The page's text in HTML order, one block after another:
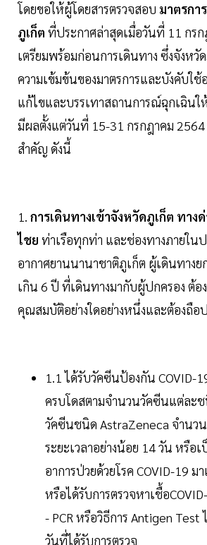
โดยขอให้ผู้โดยสารตรวจสอบ มาตรกา
ภูเก็ต ที่ประกาศล่าสุดเมื่อวันที่ 11 กร
เตรียมพร้อมก่อนการเดินทาง ซึ่งจังหวั
ความเข้มข้นของมาตรการและบังคับใช้
แก้ไขและบรรเทาสถานการณ์ฉุกเฉินใ
มีผลตั้งแต่วันที่ 15-31 กรกฎาคม 2564
สำคัญ ดังนี้
1. การเดินทางเข้าจังหวัดภูเก็ต ทาง
ไชย ท่าเรือทุกท่า และช่องทางภายใน
อากาศยานนานาชาติภูเก็ต ผู้เดินทางย
เกิน 6 ปี ที่เดินทางมากับผู้ปกครอง ต้
คุณสมบัติอย่างใดอย่างหนึ่งและต้องถื
1.1 ได้รับวัคซีนป้องกัน COVID-
ครบโดสตามจำนวนวัคซีนแต่ละ
วัคซีนชนิด AstraZeneca จำนว
ระยะเวลาอย่างน้อย 14 วัน หรือ
อาการป่วยด้วยโรค COVID-19 ม
หรือได้รับการตรวจหาเชื้อ
- PCR หรือวิธีการ Antigen
วันที่ได้รับการตรวจ